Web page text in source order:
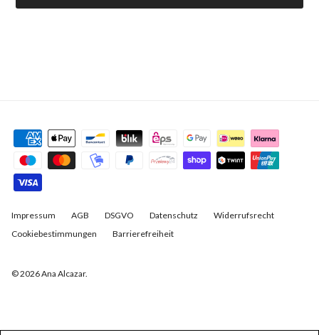
Impressum AGB DSGVO Datenschutz
Widerrufsrecht
Cookiebestimmungen
Barrierefreiheit
© 2026Ana Alcazar.